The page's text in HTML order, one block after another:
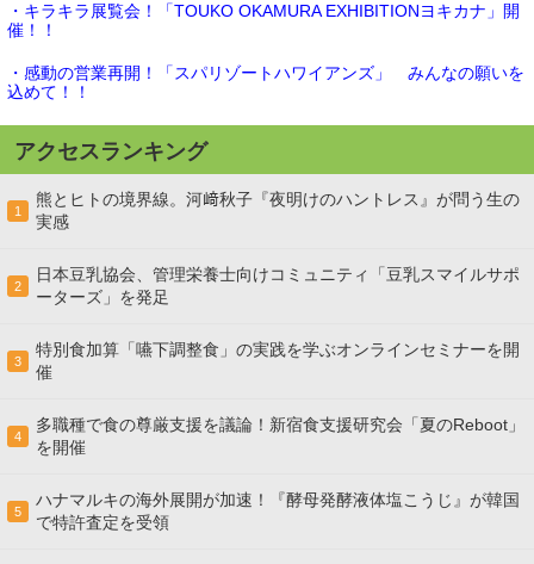
・キラキラ展覧会！「TOUKO OKAMURA EXHIBITIONヨキカナ」開
催！！
・感動の営業再開！「スパリゾートハワイアンズ」 みんなの願いを
込めて！！
アクセスランキング
1
熊とヒトの境界線。河﨑秋子『夜明けのハントレス』が問う生の
実感
2
日本豆乳協会、管理栄養士向けコミュニティ「豆乳スマイルサポ
ーターズ」を発足
3
特別食加算「嚥下調整食」の実践を学ぶオンラインセミナーを開
催
4
多職種で食の尊厳支援を議論！新宿食支援研究会「夏のReboot」
を開催
5
ハナマルキの海外展開が加速！『酵母発酵液体塩こうじ』が韓国
で特許査定を受領